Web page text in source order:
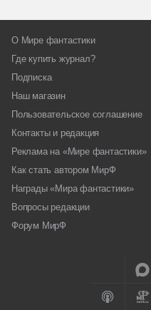
О Мире фантастики
Где купить журнал?
Подписка
Наш магазин
Пользовательское соглашение
Контакты и редакция
Реклама на «Мире фантастики»
Как стать автором МирФ
Награды «Мира фантастики»
Вопросы редакции
Форум МирФ